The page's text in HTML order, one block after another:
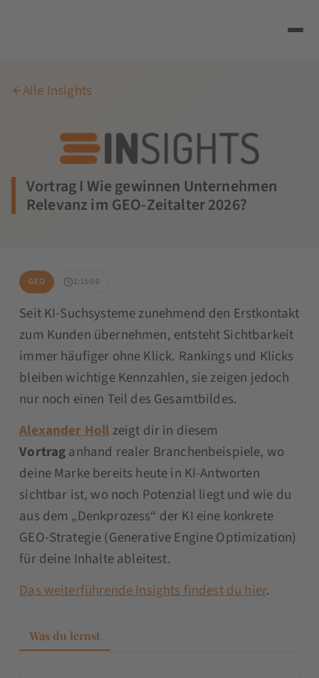
Alle Insights
Vortrag I Wie gewinnen Unternehmen
Relevanz im GEO-Zeitalter 2026?
GEO 1:15:00
Seit KI-Suchsysteme zunehmend den Erstkontakt
zum Kunden übernehmen, entsteht Sichtbarkeit
immer häufiger ohne Klick. Rankings und Klicks
bleiben wichtige Kennzahlen, sie zeigen jedoch
nur noch einen Teil des Gesamtbildes.
Alexander Hollzeigt dir in diesem
Vortraganhand realer Branchenbeispiele, wo
deine Marke bereits heute in KI-Antworten
sichtbar ist, wo noch Potenzial liegt und wie du
aus dem „Denkprozess“ der KI eine konkrete
GEO-Strategie (Generative Engine Optimization)
für deine Inhalte ableitest.
Das weiterführende Insights findest du hier.
Was du lernst